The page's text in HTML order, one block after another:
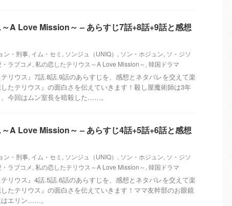
A Love Mission～ – あらすじ7話+8話+9話と感想
ン・刑事, イム・セミ , ソンジュ（UNIQ） , ソン・ホジュン, ソ・ジソ
ラブコメ, 私の恋したテリウス～A Love Mission～, 韓国ドラマ
リウス』7話.8話.9話のあらすじを、感想とネタバレを交えて楽
たテリウス』の面白さを伝えていきます！殺し屋魔術師は3年
今回はムン室長を暗殺した……。
A Love Mission～ – あらすじ4話+5話+6話と感想
ン・刑事, イム・セミ , ソンジュ（UNIQ） , ソン・ホジュン, ソ・ジソ
ラブコメ, 私の恋したテリウス～A Love Mission～, 韓国ドラマ
リウス』4話.5話.6話のあらすじを、感想とネタバレを交えて楽
たテリウス』の面白さを伝えていきます！ママ友幹部のお眼鏡
エリン……。